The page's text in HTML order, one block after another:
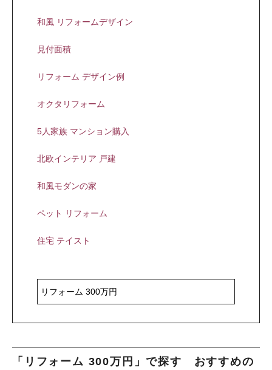
和風 リフォームデザイン
見付面積
リフォーム デザイン例
オクタリフォーム
5人家族 マンション購入
北欧インテリア 戸建
和風モダンの家
ペット リフォーム
住宅 テイスト
「リフォーム 300万円」で探す おすすめの